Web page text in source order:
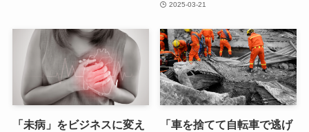
2025-03-21
「未病」をビジネスに変え
「車を捨てて自転車で逃げ